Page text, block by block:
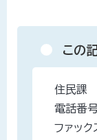
この
住民課
電話番号
ファック